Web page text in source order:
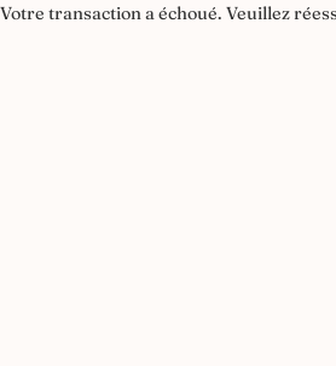
Votre transaction a échoué. Veuillez